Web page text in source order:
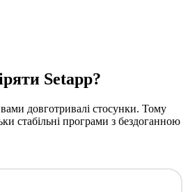
Setapp?
довготривалі стосунки. Тому
стабільні програми з бездоганною